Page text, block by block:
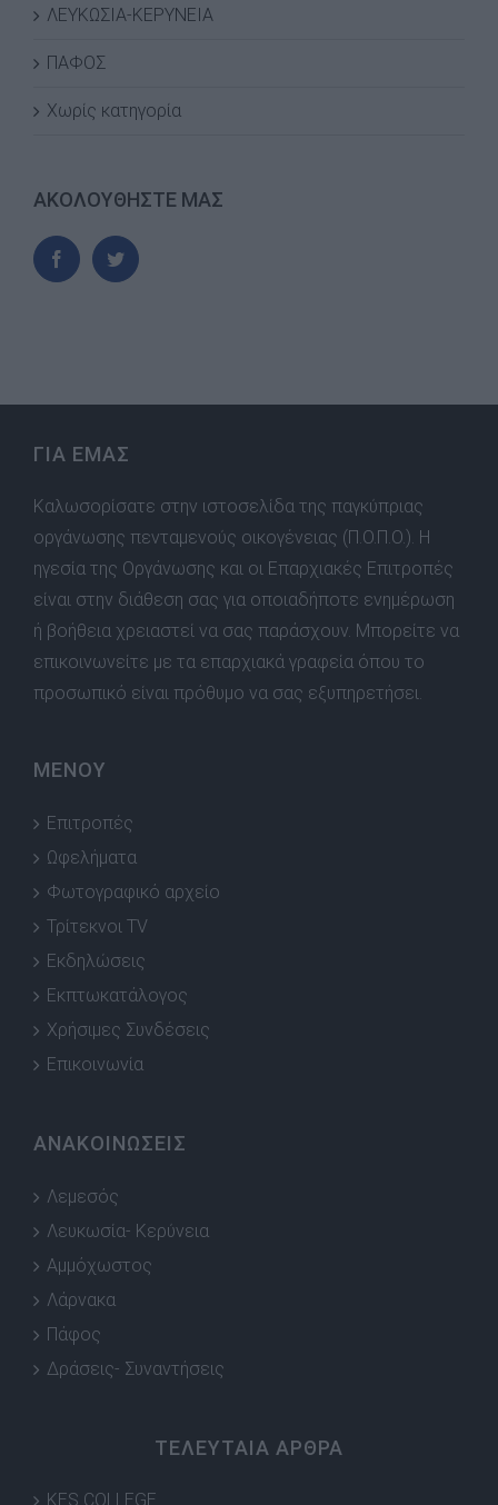
ΛΕΥΚΩΣΙΑ-ΚΕΡΥΝΕΙΑ
ΠΑΦΟΣ
Χωρίς κατηγορία
ΑΚΟΛΟΥΘΗΣΤΕ ΜΑΣ
ΓΙΑ ΕΜΑΣ
Καλωσορίσατε στην ιστοσελίδα της παγκύπριας
οργάνωσης πενταμενούς οικογένειας (Π.Ο.Π.Ο.). Η
ηγεσία της Οργάνωσης και οι Επαρχιακές Επιτροπές
είναι στην διάθεση σας για οποιαδήποτε ενημέρωση
ή βοήθεια χρειαστεί να σας παράσχουν. Μπορείτε να
επικοινωνείτε με τα επαρχιακά γραφεία όπου το
προσωπικό είναι πρόθυμο να σας εξυπηρετήσει.
ΜΕΝΟΥ
Επιτροπές
Ωφελήματα
Φωτογραφικό αρχείο
Τρίτεκνοι TV
Εκδηλώσεις
Εκπτωκατάλογος
Χρήσιμες Συνδέσεις
Επικοινωνία
ΑΝΑΚΟΙΝΩΣΕΙΣ
Λεμεσός
Λευκωσία- Κερύνεια
Αμμόχωστος
Λάρνακα
Πάφος
Δράσεις- Συναντήσεις
ΤΕΛΕΥΤΑΙΑ ΑΡΘΡΑ
KES COLLEGE